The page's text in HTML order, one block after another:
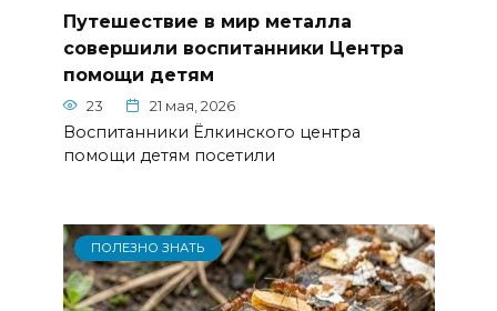
Путешествие в мир металла
совершили воспитанники Центра
помощи детям
23 21 мая, 2026
Воспитанники Ёлкинского центра
помощи детям посетили
ПОЛЕЗНО ЗНАТЬ